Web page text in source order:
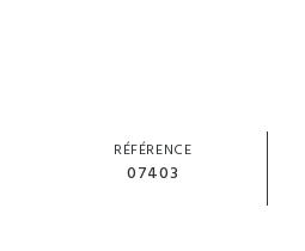
RÉFÉRENCE
07403